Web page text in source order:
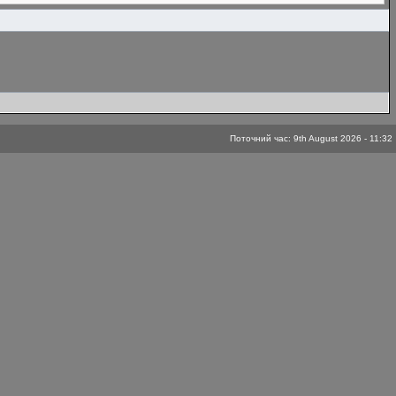
Поточний час: 9th August 2026 - 11:32